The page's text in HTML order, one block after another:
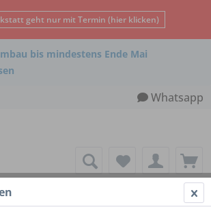
geht nur mit Termin (hier klicken)
bis mindestens Ende Mai
Whatsapp